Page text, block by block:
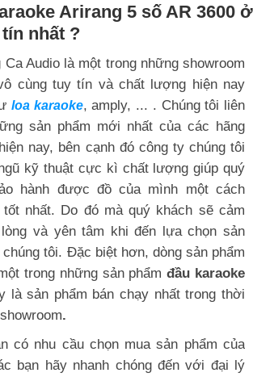
Arirang 5 số AR 3600 ở
nhất ?
Audio là một trong những showroom
cùng tuy tín và chất lượng hiện nay
loa karaoke, amply, ... . Chúng tôi liên
sản phẩm mới nhất của các hãng
nay, bên cạnh đó công ty chúng tôi
kỹ thuật cực kì chất lượng giúp quý
hành được đồ của mình một cách
tốt nhất. Do đó mà quý khách sẽ cảm
và yên tâm khi đến lựa chọn sản
tôi. Đặc biệt hơn, dòng sản phẩm
trong những sản phẩmđầu karaoke
là sản phẩm bán chạy nhất trong thời
.
có nhu cầu chọn mua sản phẩm của
bạn hãy nhanh chóng đến với đại lý